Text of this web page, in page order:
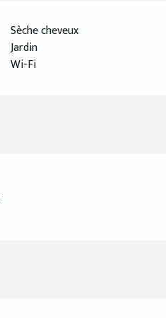
Sèche cheveux
Jardin
Wi-Fi